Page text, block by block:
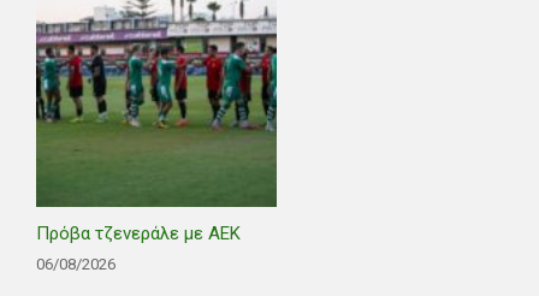
Πρόβα τζενεράλε με ΑΕΚ
06/08/2026